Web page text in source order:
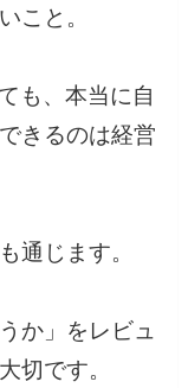
こと。
も、本当に自
きるのは経営
通じます。
か」をレビュ
切です。